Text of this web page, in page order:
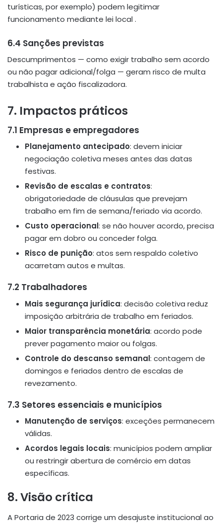
turísticas, por exemplo) podem legitimar
funcionamento mediante lei local .
6.4 Sanções previstas
Descumprimentos — como exigir trabalho sem acordo
ou não pagar adicional/folga — geram risco de multa
trabalhista e ação fiscalizadora.
7. Impactos práticos
7.1 Empresas e empregadores
Planejamento antecipado: devem iniciar
negociação coletiva meses antes das datas
festivas.
Revisão de escalas e contratos:
obrigatoriedade de cláusulas que prevejam
trabalho em fim de semana/feriado via acordo.
Custo operacional: se não houver acordo, precisa
pagar em dobro ou conceder folga.
Risco de punição: atos sem respaldo coletivo
acarretam autos e multas.
7.2 Trabalhadores
Mais segurança jurídica: decisão coletiva reduz
imposição arbitrária de trabalho em feriados.
Maior transparência monetária: acordo pode
prever pagamento maior ou folgas.
Controle do descanso semanal: contagem de
domingos e feriados dentro de escalas de
revezamento.
7.3 Setores essenciais e municípios
Manutenção de serviços: exceções permanecem
válidas.
Acordos legais locais: municípios podem ampliar
ou restringir abertura de comércio em datas
específicas.
8. Visão crítica
A Portaria de 2023 corrige um desajuste institucional ao